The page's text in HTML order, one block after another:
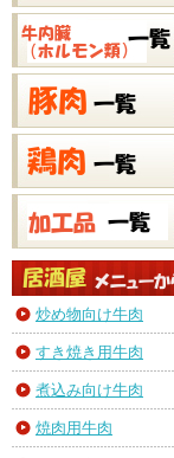
炒め物向け牛肉
すき焼き用牛肉
煮込み向け牛肉
焼肉用牛肉